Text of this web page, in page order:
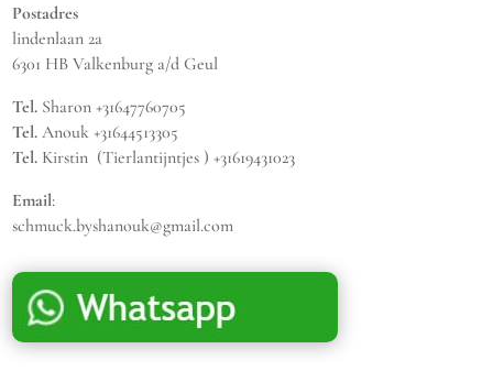
Postadres
lindenlaan 2a
6301 HB Valkenburg a/d Geul
Tel. Sharon +31647760705
Tel. Anouk +31644513305
Tel. Kirstin (Tierlantijntjes ) +31619431023
Email:
schmuck.byshanouk@gmail.com